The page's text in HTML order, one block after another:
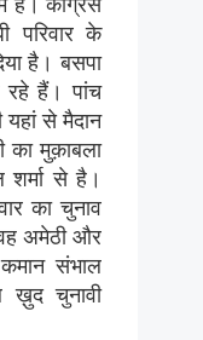
परिवार के
है। बसपा
रहे हैं। पांच
यहां से मैदान
का मुक़ाबला
शर्मा से है।
का चुनाव
अमेठी और
संभाल
ख़ुद चुनावी